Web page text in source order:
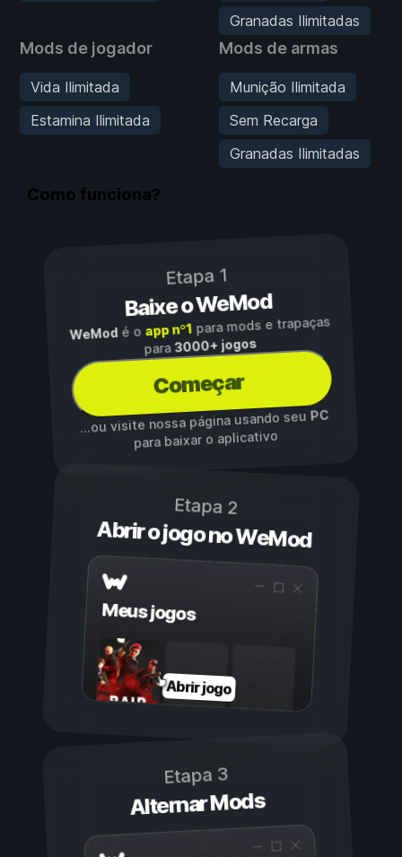
Granadas Ilimitadas
Mods de jogador
Vida Ilimitada
Estamina Ilimitada
Mods de armas
Munição Ilimitada
Sem Recarga
Granadas Ilimitadas
Como funciona?
Etapa 1
Baixe o WeMod
WeModé o app nº1para mods e trapaças
para3000+ jogos
Começar
...ou visite nossa página usando seuPC
para baixar o aplicativo
Etapa 2
Abrir o jogo no WeMod
Meus jogos
Abrir jogo
Etapa 3
Alternar Mods